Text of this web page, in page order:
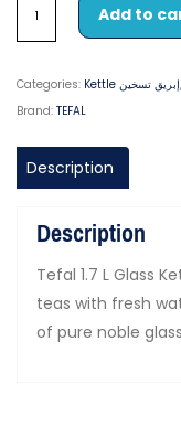
Add to
Categories: Kettle إبريق تسخين,
Brand: TEFAL
Description
Description
Tefal 1.7 L Glass
teas with fresh
of pure noble